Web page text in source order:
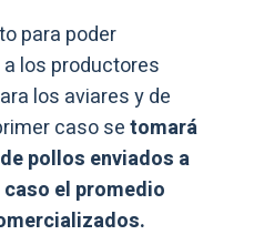
para poder
los productores
los aviares y de
caso setomará
pollos enviados a
el promedio